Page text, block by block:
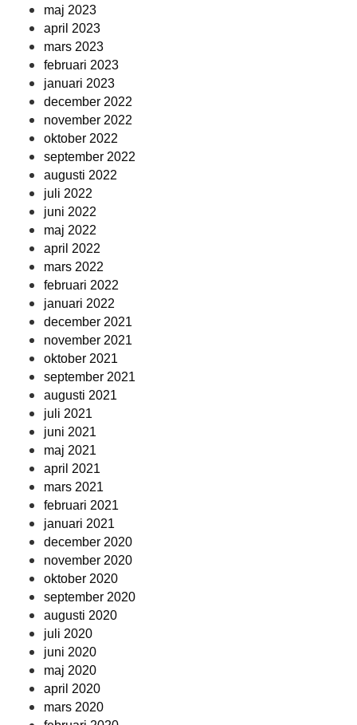
maj 2023
april 2023
mars 2023
februari 2023
januari 2023
december 2022
november 2022
oktober 2022
september 2022
augusti 2022
juli 2022
juni 2022
maj 2022
april 2022
mars 2022
februari 2022
januari 2022
december 2021
november 2021
oktober 2021
september 2021
augusti 2021
juli 2021
juni 2021
maj 2021
april 2021
mars 2021
februari 2021
januari 2021
december 2020
november 2020
oktober 2020
september 2020
augusti 2020
juli 2020
juni 2020
maj 2020
april 2020
mars 2020